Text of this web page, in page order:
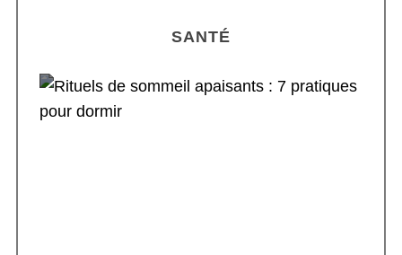
SANTÉ